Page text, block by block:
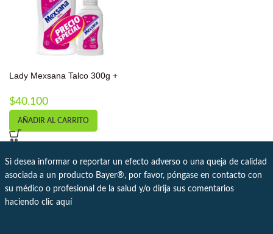
Lady Mexsana Talco 300g +
$40.100
AÑADIR AL CARRITO
Si desea informar o reportar un efecto adverso o una queja de calidad
asociada a un producto Bayer®, por favor, póngase en contacto con
su médico o profesional de la salud y/o dirija sus comentarios
haciendo clic aquí